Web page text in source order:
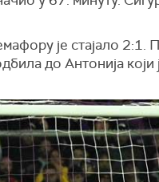
је стајало 2:1.
до Антонија